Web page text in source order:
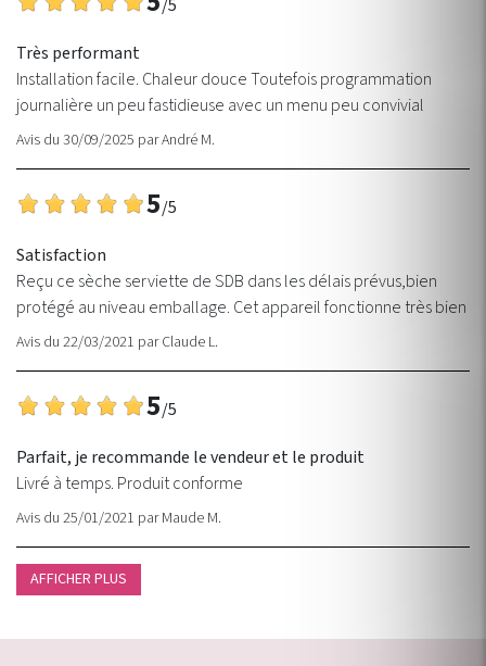
/5
Très performant
Installation facile. Chaleur douce Toutefois programmation
journalière un peu fastidieuse avec un menu peu convivial
Avis du 30/09/2025 parAndré M.
5/5
Satisfaction
Reçu ce sèche serviette de SDB dans les délais prévus,bien
protégé au niveau emballage. Cet appareil fonctionne très bien
Avis du 22/03/2021 parClaude L.
5/5
Parfait, je recommande le vendeur et le produit
Livré à temps. Produit conforme
Avis du 25/01/2021 parMaude M.
AFFICHER PLUS